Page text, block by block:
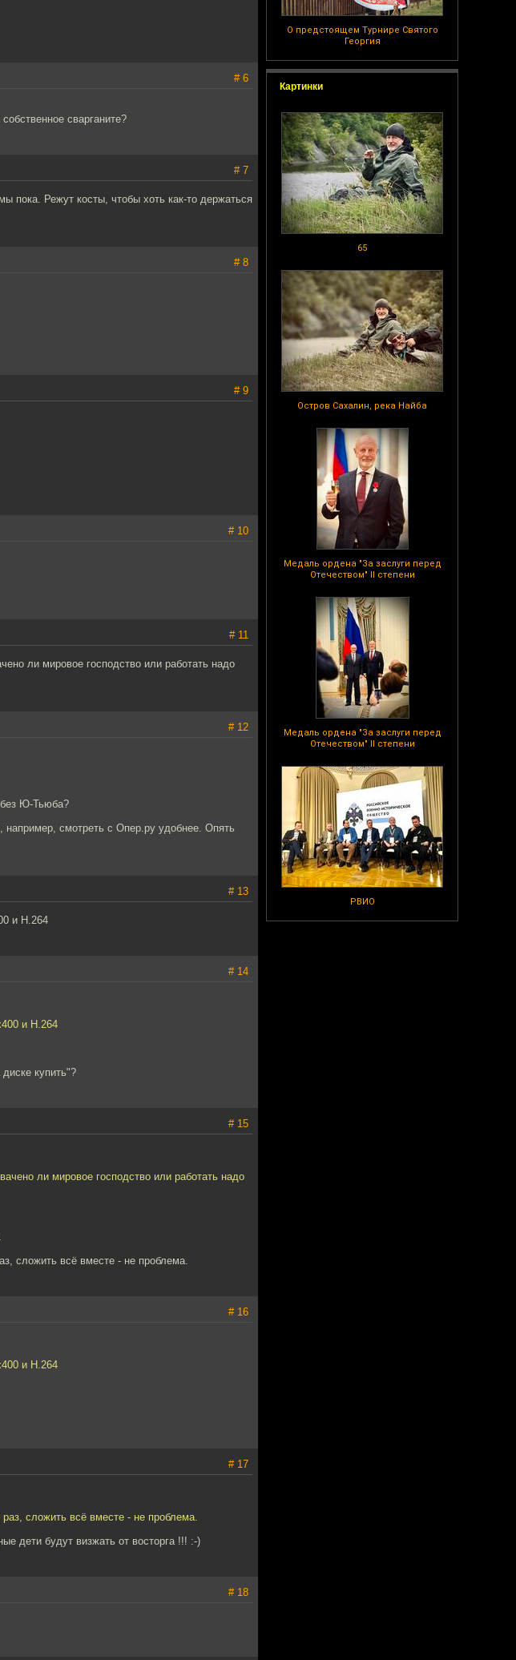
О предстоящем Турнире Святого
Георгия
Картинки
65
Остров Сахалин, река Найба
Медаль ордена "За заслуги перед
Отечеством" II степени
Медаль ордена "За заслуги перед
Отечеством" II степени
РВИО
# 6
сварганите?
# 7
пока. Режут косты, чтобы хоть как-то держаться
# 8
# 9
# 10
# 11
ли мировое господство или работать надо
# 12
без Ю-Тьюба?
смотреть с Опер.ру удобнее. Опять
# 13
и H.264
# 14
и H.264
купить"?
# 15
ли мировое господство или работать надо
сложить всё вместе - не проблема.
# 16
и H.264
# 17
сложить всё вместе - не проблема.
дети будут визжать от восторга !!! :-)
# 18